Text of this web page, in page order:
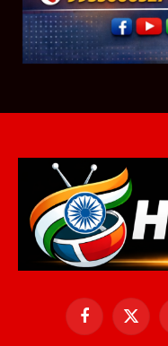
FacebookX
(Twitter)